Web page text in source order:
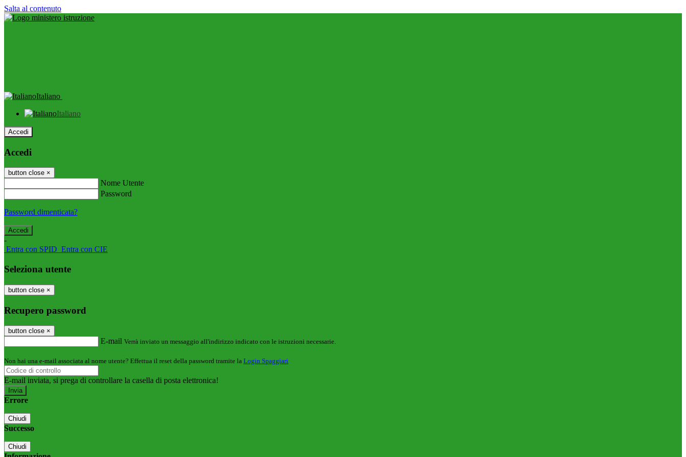
Salta al contenuto
Italiano
Italiano
Accedi
Accedi
button close ×
Nome Utente
Password
Password dimenticata?
-
Entra con SPID Entra con CIE
Seleziona utente
button close ×
Recupero password
button close ×
E-mail Verrà inviato un messaggio all'indirizzo indicato con le istruzioni necessarie.
Non hai una e-mail associata al nome utente? Effettua il reset della password tramite la Login Spaggiari
E-mail inviata, si prega di controllare la casella di posta elettronica!
Errore
Chiudi
Successo
Chiudi